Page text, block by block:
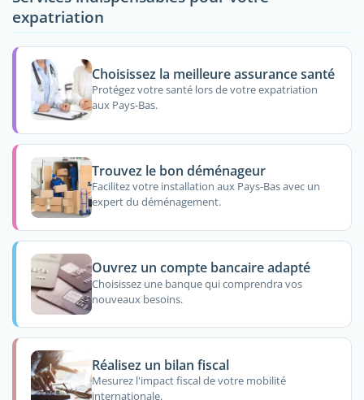
expatriation
Choisissez la meilleure assurance santé
Protégez votre santé lors de votre expatriation
aux Pays-Bas.
Trouvez le bon déménageur
Facilitez votre installation aux Pays-Bas avec un
expert du déménagement.
Ouvrez un compte bancaire adapté
Choisissez une banque qui comprendra vos
nouveaux besoins.
Réalisez un bilan fiscal
Mesurez l'impact fiscal de votre mobilité
internationale.